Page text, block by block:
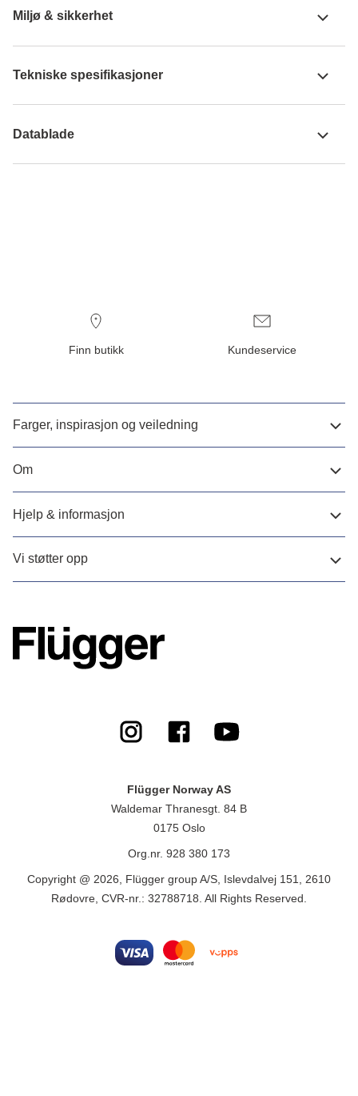
Miljø & sikkerhet
Tekniske spesifikasjoner
Datablade
Finn butikk Kundeservice
Farger, inspirasjon og veiledning
Om
Hjelp & informasjon
Vi støtter opp
Flügger Norway AS
Waldemar Thranesgt. 84 B
0175 Oslo
Org.nr. 928 380 173
Copyright @ 2026, Flügger group A/S, Islevdalvej 151, 2610
Rødovre, CVR-nr.: 32788718. All Rights Reserved.